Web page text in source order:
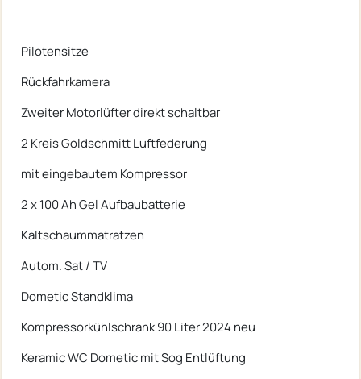
Pilotensitze
Rückfahrkamera
Zweiter Motorlüfter direkt schaltbar
2 Kreis Goldschmitt Luftfederung
mit eingebautem Kompressor
2 x 100 Ah Gel Aufbaubatterie
Kaltschaummatratzen
Autom. Sat / TV
Dometic Standklima
Kompressorkühlschrank 90 Liter 2024 neu
Keramic WC Dometic mit Sog Entlüftung